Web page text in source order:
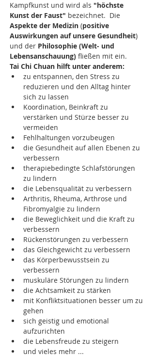
Kampfkunst und wird als "höchste
Kunst der Faust" bezeichnet.  Die
Aspekte der Medizin (positive
Auswirkungen auf unsere Gesundheit)
und der Philosophie (Welt- und
Lebensanschauung) fließen mit ein.
Tai Chi Chuan hilft unter anderem:
zu entspannen, den Stress zu
reduzieren und den Alltag hinter
sich zu lassen
Koordination, Beinkraft zu
verstärken und Stürze besser zu
vermeiden
Fehlhaltungen vorzubeugen
die Gesundheit auf allen Ebenen zu
verbessern
therapiebedingte Schlafstörungen
zu lindern
die Lebensqualität zu verbessern
Arthritis, Rheuma, Arthrose und
Fibromyalgie zu lindern
die Beweglichkeit und die Kraft zu
verbessern
Rückenstörungen zu verbessern
das Gleichgewicht zu verbessern
das Körperbewusstsein zu
verbessern
muskuläre Störungen zu lindern
die Achtsamkeit zu stärken
mit Konfliktsituationen besser um zu
gehen
sich geistig und emotional
aufzurichten
die Lebensfreude zu steigern
und vieles mehr ...